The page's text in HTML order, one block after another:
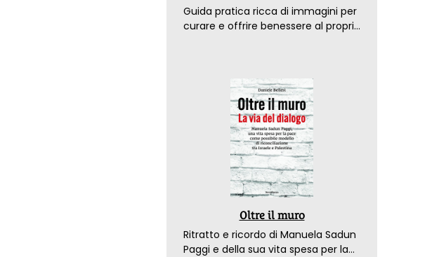
Guida pratica ricca di immagini per
curare e offrire benessere al proprio
Oltre il muro
Ritratto e ricordo di Manuela Sadun
Paggi e della sua vita spesa per la